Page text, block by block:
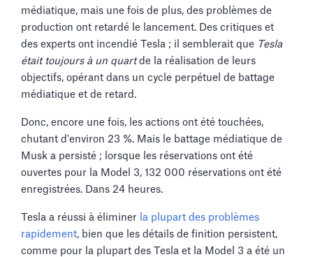
médiatique, mais une fois de plus, des problèmes de
production ont retardé le lancement. Des critiques et
des experts ont incendié Tesla ; il semblerait que Tesla
était toujours à un quartde la réalisation de leurs
objectifs, opérant dans un cycle perpétuel de battage
médiatique et de retard.
Donc, encore une fois, les actions ont été touchées,
chutant d'environ 23 %. Mais le battage médiatique de
Musk a persisté ; lorsque les réservations ont été
ouvertes pour la Model 3, 132 000 réservations ont été
enregistrées. Dans 24 heures.
Tesla a réussi à éliminer la plupart des problèmes
rapidement, bien que les détails de finition persistent,
comme pour la plupart des Tesla et la Model 3 a été un